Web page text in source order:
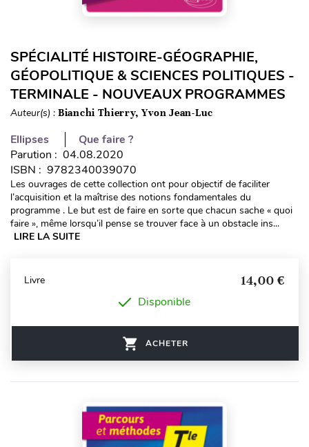
SPÉCIALITÉ HISTOIRE-GÉOGRAPHIE,
GÉOPOLITIQUE & SCIENCES POLITIQUES -
TERMINALE - NOUVEAUX PROGRAMMES
Auteur(s) : Bianchi Thierry, Yvon Jean-Luc
Ellipses
Que faire ?
Parution : 04.08.2020
ISBN : 9782340039070
Les ouvrages de cette collection ont pour objectif de faciliter
l’acquisition et la maîtrise des notions fondamentales du
programme . Le but est de faire en sorte que chacun sache « quoi
faire », même lorsqu’il pense se trouver face à un obstacle ins...
LIRE LA SUITE
Livre 14,00 €
Disponible
ACHETER